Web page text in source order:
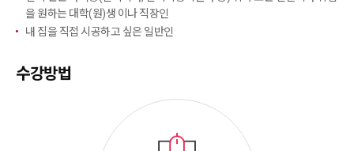
을 원하는 대학(원)생 이나 직장인
내 집을 직접 시공하고 싶은 일반인
수강방법